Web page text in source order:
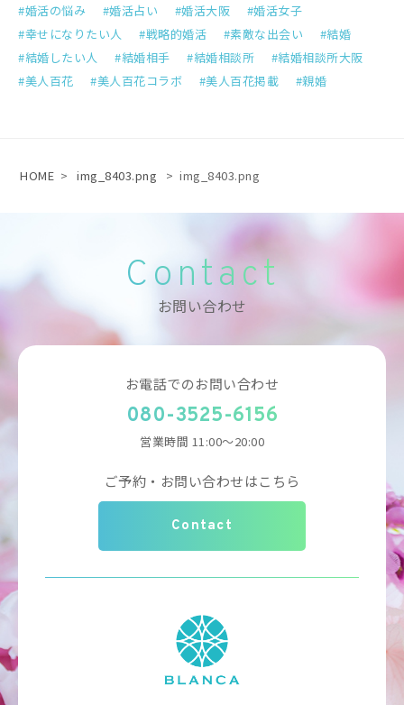
婚活の悩み
婚活占い 婚活大阪
婚活女子
幸せになりたい人
戦略的婚活 素敵な出会い
結婚
結婚したい人
結婚相手 結婚相談所
結婚相談所大阪
美人百花
美人百花コラボ 美人百花掲載 親婚
HOME > img_8403.png > img_8403.png
Contact
お問い合わせ
お電話でのお問い合わせ
080-3525-6156
営業時間 11:00～20:00
ご予約・お問い合わせはこちら
Contact